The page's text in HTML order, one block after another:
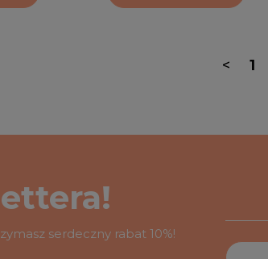
< 1
serdeczny rabat 10%!